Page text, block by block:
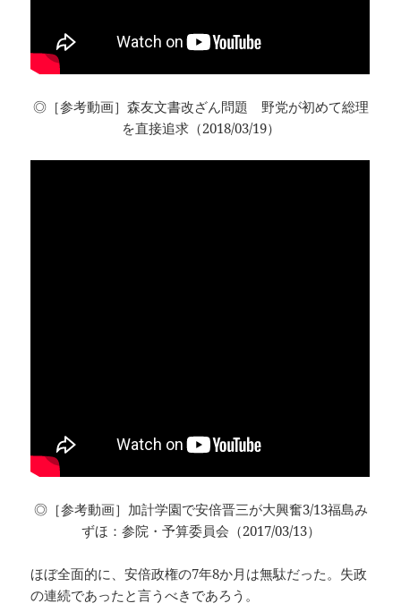
◎［参考動画］森友文書改ざん問題 野党が初めて総理
を直接追求（2018/03/19）
◎［参考動画］加計学園で安倍晋三が大興奮3/13福島み
ずほ：参院・予算委員会（2017/03/13）
ほぼ全面的に、安倍政権の7年8か月は無駄だった。失政
の連続であったと言うべきであろう。